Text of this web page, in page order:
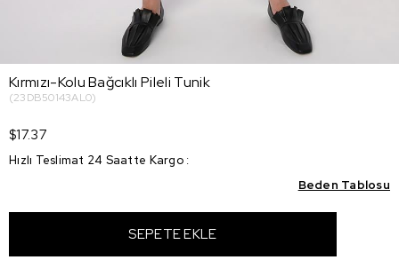
Kırmızı-Kolu Bağcıklı Pileli Tunik
(23DB50143AL0)
$17.37
Hızlı Teslimat 24 Saatte Kargo :
Beden Tablosu